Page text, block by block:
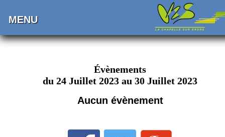
MENU
Évènements
du 24 Juillet 2023 au 30 Juillet 2023
Aucun évènement